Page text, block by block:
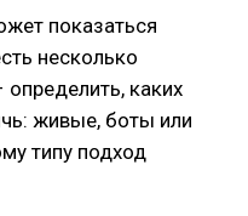
показаться
несколько
каких
живые, боты или
типу подход